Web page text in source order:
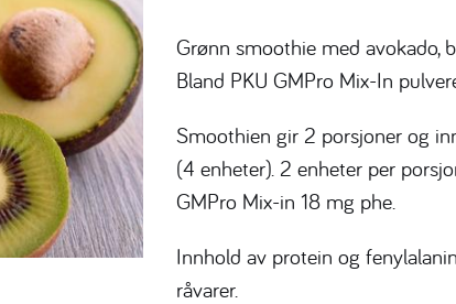
Grønn smoothie med avokado,
Bland PKU GMPro Mix-In
Smoothien gir 2 porsjoner og
(4 enheter). 2 enheter per
GMPro Mix-in 18 mg phe.
Innhold av protein og
råvarer.